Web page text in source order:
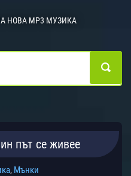
НОВА MP3 МУЗИКА
път се живее
, Мънки